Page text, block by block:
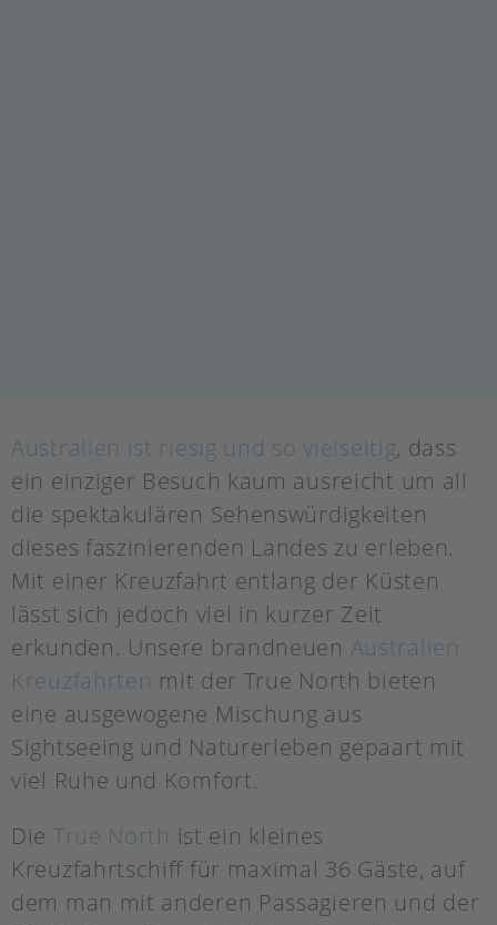
Australien ist riesig und so vielseitig, dass
ein einziger Besuch kaum ausreicht um all
die spektakulären Sehenswürdigkeiten
dieses faszinierenden Landes zu erleben.
Mit einer Kreuzfahrt entlang der Küsten
lässt sich jedoch viel in kurzer Zeit
erkunden. Unsere brandneuen Australien
Kreuzfahrten mit der True North bieten
eine ausgewogene Mischung aus
Sightseeing und Naturerleben gepaart mit
viel Ruhe und Komfort.
Die True North ist ein kleines
Kreuzfahrtschiff für maximal 36 Gäste, auf
dem man mit anderen Passagieren und der